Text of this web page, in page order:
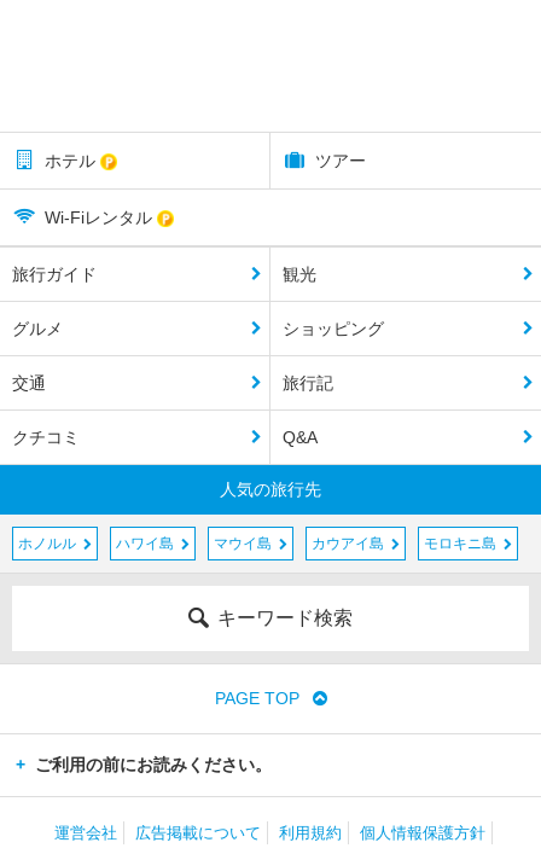
ホテル ツアー
Wi-Fiレンタル
旅行ガイド 観光
グルメ ショッピング
交通 旅行記
クチコミ Q&A
人気の旅行先
ホノルル ハワイ島 マウイ島 カウアイ島 モロキニ島
キーワード検索
PAGE TOP
ご利用の前にお読みください。
運営会社 広告掲載について 利用規約 個人情報保護方針